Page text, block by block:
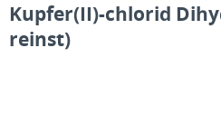
Kupfer(II)-chlorid
reinst)